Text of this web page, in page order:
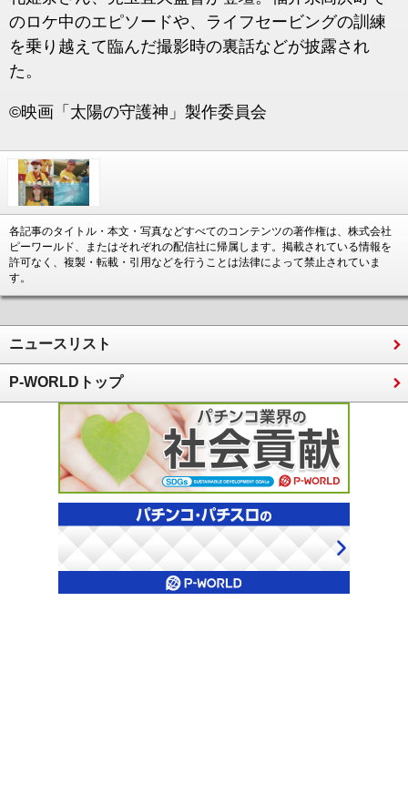
のロケ中のエピソードや、ライフセービングの訓練
を乗り越えて臨んだ撮影時の裏話などが披露され
た。
©映画「太陽の守護神」製作委員会
各記事のタイトル・本文・写真などすべてのコンテンツの著作権は、株式会社
ピーワールド、またはそれぞれの配信社に帰属します。掲載されている情報を
許可なく、複製・転載・引用などを行うことは法律によって禁止されていま
す。
ニュースリスト
P-WORLDトップ